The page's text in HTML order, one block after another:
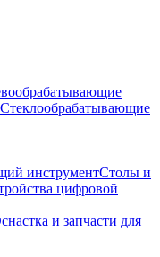
Стеклообрабатывающие
инструментСтолы и
цифровой
и запчасти для